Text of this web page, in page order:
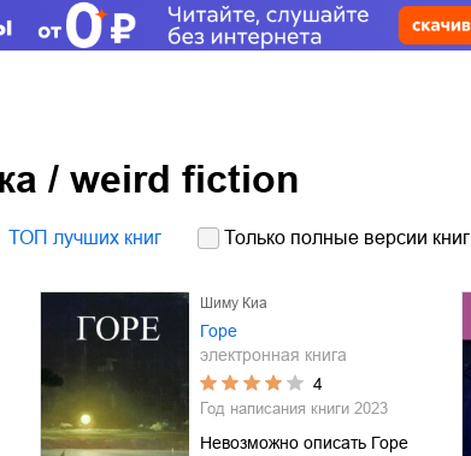
/ weird fiction
ТОП лучших книг Только полные версии книг
Шиму Киа
Горе
электронная книга
4
Год написания книги 2023
Невозможно описать Горе